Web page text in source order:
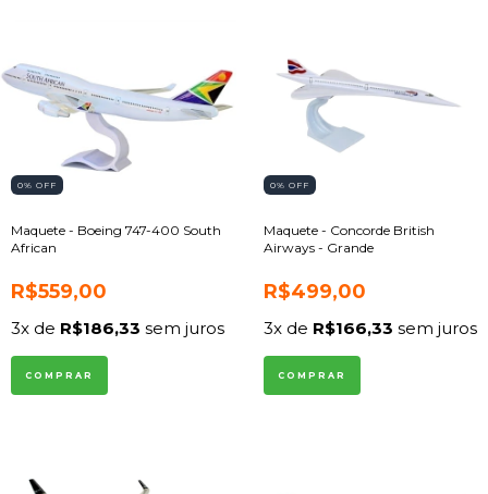
0% OFF
Maquete - Boeing 747-400 South
African
R$559,00
3x de R$186,33 sem juros
0% OFF
Maquete - Concorde British
Airways - Grande
R$499,00
3x de R$166,33 sem juros